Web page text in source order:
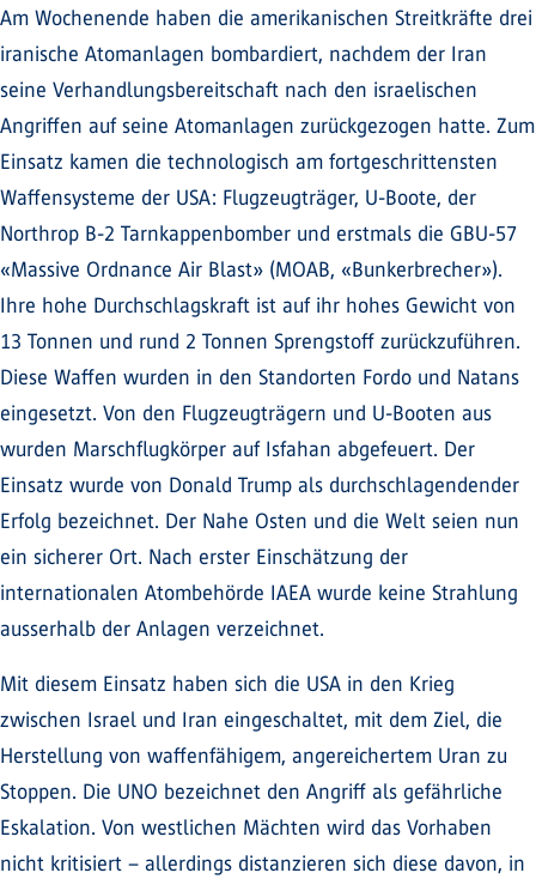
Am Wochenende haben die amerikanischen Streitkräfte drei
iranische Atomanlagen bombardiert, nachdem der Iran
seine Verhandlungsbereitschaft nach den israelischen
Angriffen auf seine Atomanlagen zurückgezogen hatte. Zum
Einsatz kamen die technologisch am fortgeschrittensten
Waffensysteme der USA: Flugzeugträger, U-Boote, der
Northrop B-2 Tarnkappenbomber und erstmals die GBU-57
«Massive Ordnance Air Blast» (MOAB, «Bunkerbrecher»).
Ihre hohe Durchschlagskraft ist auf ihr hohes Gewicht von
13 Tonnen und rund 2 Tonnen Sprengstoff zurückzuführen.
Diese Waffen wurden in den Standorten Fordo und Natans
eingesetzt. Von den Flugzeugträgern und U-Booten aus
wurden Marschflugkörper auf Isfahan abgefeuert. Der
Einsatz wurde von Donald Trump als durchschlagendender
Erfolg bezeichnet. Der Nahe Osten und die Welt seien nun
ein sicherer Ort. Nach erster Einschätzung der
internationalen Atombehörde IAEA wurde keine Strahlung
ausserhalb der Anlagen verzeichnet.
Mit diesem Einsatz haben sich die USA in den Krieg
zwischen Israel und Iran eingeschaltet, mit dem Ziel, die
Herstellung von waffenfähigem, angereichertem Uran zu
Stoppen. Die UNO bezeichnet den Angriff als gefährliche
Eskalation. Von westlichen Mächten wird das Vorhaben
nicht kritisiert – allerdings distanzieren sich diese davon, in